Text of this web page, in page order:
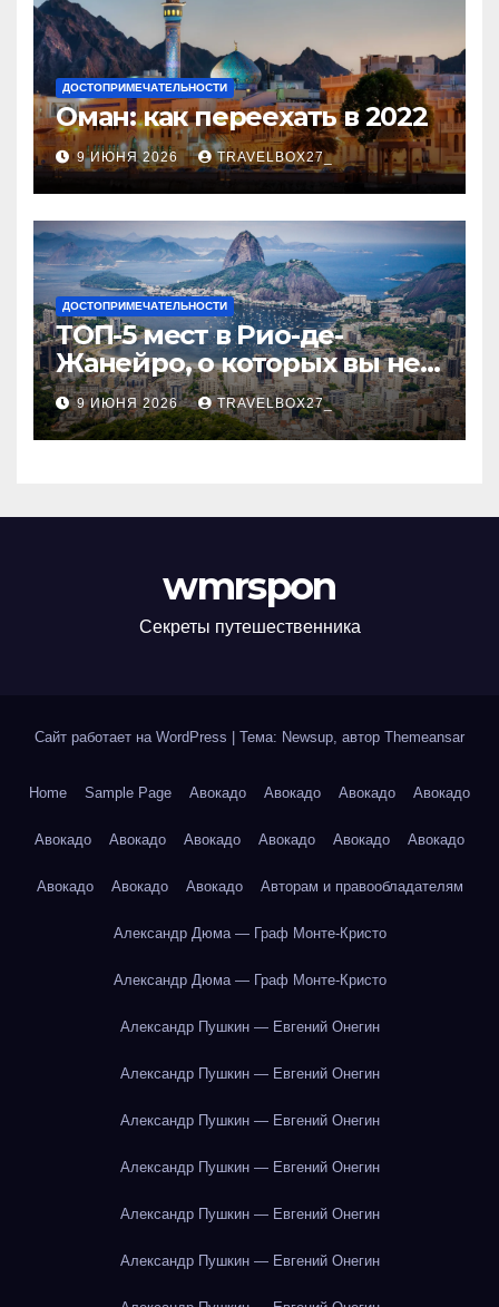
ДОСТОПРИМЕЧАТЕЛЬНОСТИ
Оман: как переехать в 2022
9 ИЮНЯ 2026 TRAVELBOX27_
ДОСТОПРИМЕЧАТЕЛЬНОСТИ
ТОП-5 мест в Рио-де-
Жанейро, о которых вы не
знали
9 ИЮНЯ 2026 TRAVELBOX27_
wmrspon
Секреты путешественника
Сайт работает на WordPress Тема: Newsup, автор Themeansar
Home Sample Page Авокадо Авокадо Авокадо Авокадо
Авокадо Авокадо Авокадо Авокадо Авокадо Авокадо
Авокадо Авокадо Авокадо Авторам и правообладателям
Александр Дюма — Граф Монте-Кристо
Александр Дюма — Граф Монте-Кристо
Александр Пушкин — Евгений Онегин
Александр Пушкин — Евгений Онегин
Александр Пушкин — Евгений Онегин
Александр Пушкин — Евгений Онегин
Александр Пушкин — Евгений Онегин
Александр Пушкин — Евгений Онегин